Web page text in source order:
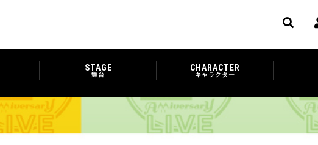
STAGE
舞台
CHARACTER
キャラクター